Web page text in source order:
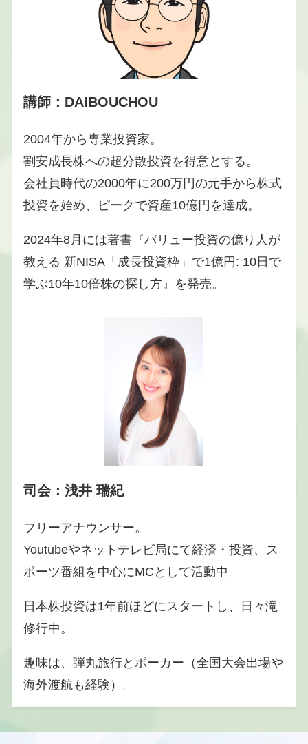
講師：DAIBOUCHOU
2004年から専業投資家。
割安成長株への超分散投資を得意とする。
会社員時代の2000年に200万円の元手から株式
投資を始め、ピークで資産10億円を達成。
2024年8月には著書『バリュー投資の億り人が
教える 新NISA「成長投資枠」で1億円: 10日で
学ぶ10年10倍株の探し方』を発売。
司会：浅井 瑞紀
フリーアナウンサー。
Youtubeやネットテレビ局にて経済・投資、ス
ポーツ番組を中心にMCとして活動中。
日本株投資は1年前ほどにスタートし、日々滝
修行中。
趣味は、弾丸旅行とポーカー（全国大会出場や
海外渡航も経験）。